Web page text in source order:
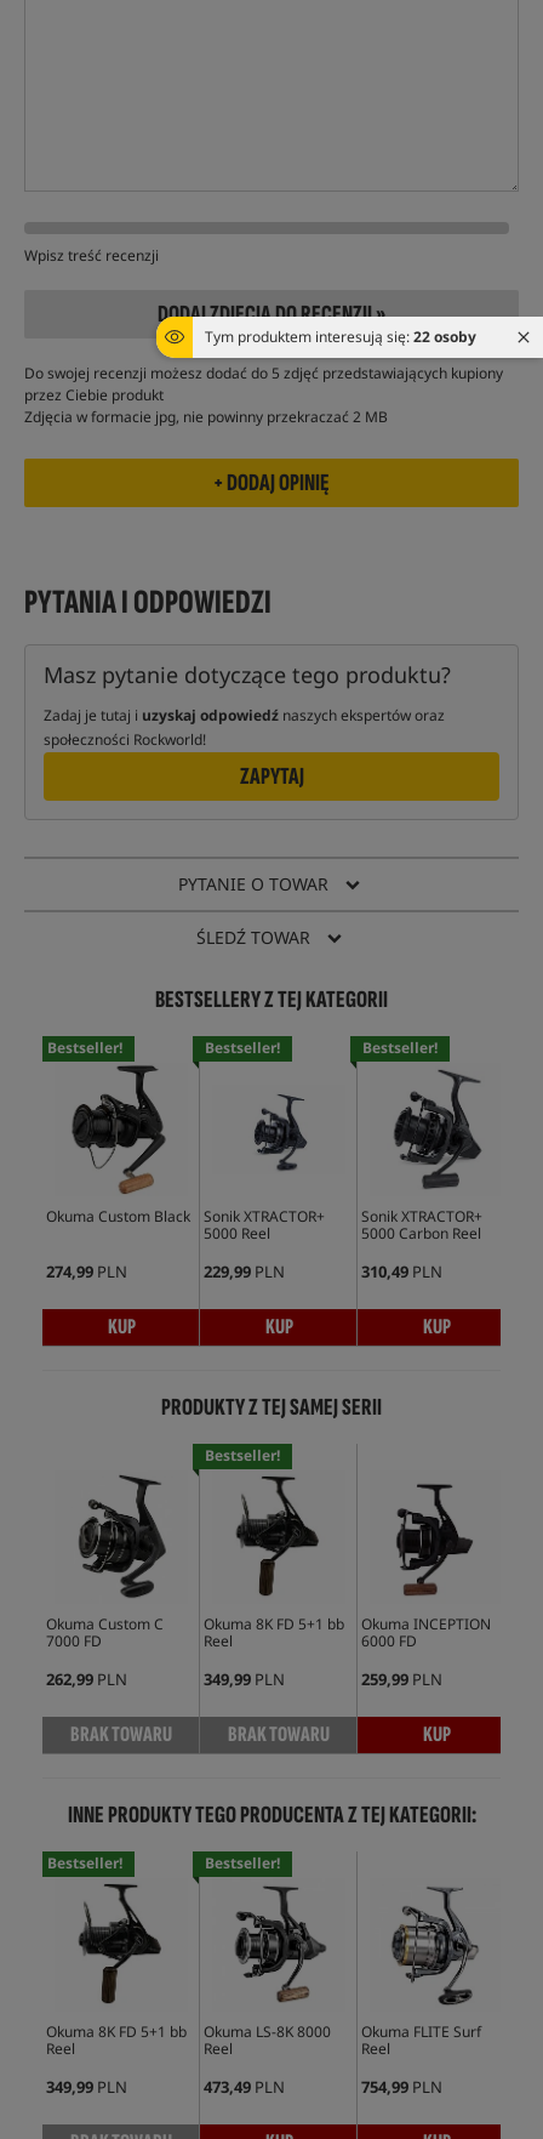
Tym produktem interesują się:22 osoby
Wpisz treść recenzji
DODAJ ZDJĘCIA DO RECENZJI »
Do swojej recenzji możesz dodać do 5 zdjęć przedstawiających kupiony
przez Ciebie produkt
Zdjęcia w formacie jpg, nie powinny przekraczać 2 MB
PYTANIA I ODPOWIEDZI
Masz pytanie dotyczące tego produktu?
Zadaj je tutaj i uzyskaj odpowiedź naszych ekspertów oraz
społeczności Rockworld!
ZAPYTAJ
PYTANIE O TOWAR
ŚLEDŹ TOWAR
BESTSELLERY Z TEJ KATEGORII
Bestseller!
Okuma Custom Black
274,99 PLN
KUP
Bestseller!
Sonik XTRACTOR+
5000 Reel
229,99 PLN
KUP
Bestseller!
Sonik XTRACTOR+
5000 Carbon Reel
310,49 PLN
KUP
PRODUKTY Z TEJ SAMEJ SERII
Okuma Custom C
7000 FD
262,99 PLN
BRAK TOWARU
Bestseller!
Okuma 8K FD 5+1 bb
Reel
349,99 PLN
BRAK TOWARU
Okuma INCEPTION
6000 FD
259,99 PLN
KUP
INNE PRODUKTY TEGO PRODUCENTA Z TEJ KATEGORII:
Bestseller!
Okuma 8K FD 5+1 bb
Reel
349,99 PLN
Bestseller!
Okuma LS-8K 8000
Reel
473,49 PLN
Okuma FLITE Surf
Reel
754,99 PLN